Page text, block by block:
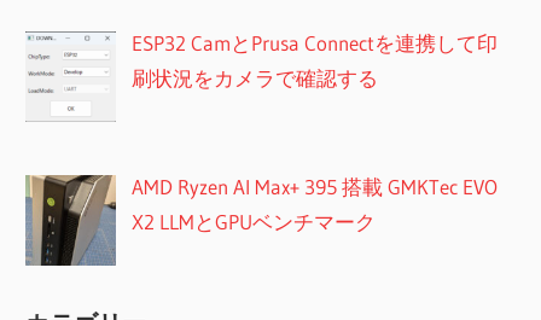
ESP32 CamとPrusa Connectを連携して印
刷状況をカメラで確認する
AMD Ryzen AI Max+ 395 搭載 GMKTec EVO
X2 LLMとGPUベンチマーク